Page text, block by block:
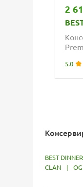
2
5.0
BEST DINNER
CLAN